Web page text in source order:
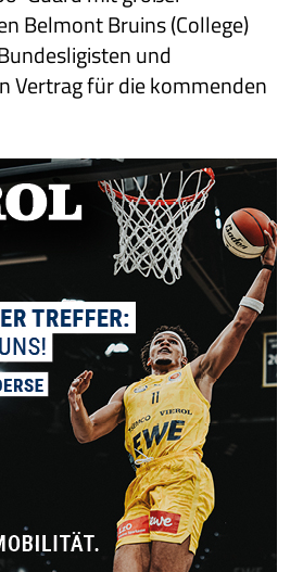
Belmont Bruins (College)
und
Vertrag für die kommenden